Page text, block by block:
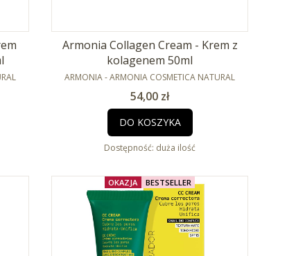
Armonia Collagen Cream - Krem z
kolagenem 50ml
PRODUCENT
ARMONIA - ARMONIA COSMETICA NATURAL
Cena
54,00 zł
DO KOSZYKA
Dostępność: duża ilość
OKAZJA BESTSELLER